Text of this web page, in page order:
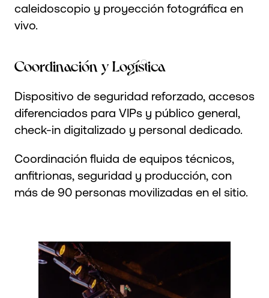
caleidoscopio y proyección fotográfica en
vivo.
Coordinación y Logística
Dispositivo de seguridad reforzado, accesos
diferenciados para VIPs y público general,
check-in digitalizado y personal dedicado.
Coordinación fluida de equipos técnicos,
anfitrionas, seguridad y producción, con
más de 90 personas movilizadas en el sitio.